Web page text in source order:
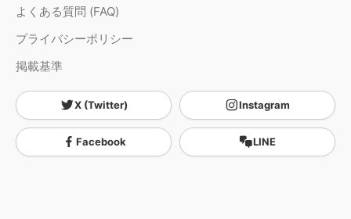
よくある質問 (FAQ)
プライバシーポリシー
掲載基準
X (Twitter) Instagram
Facebook LINE